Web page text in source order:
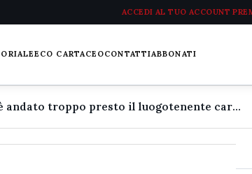
ACCEDI AL TUO ACCOUNT
ECO CARTACEOCONTATTIABBONATI
Arma dei Carabinieri in lutto: se n'è andato troppo presto il luogotenente carica speciale Tommaso Stracqualursi